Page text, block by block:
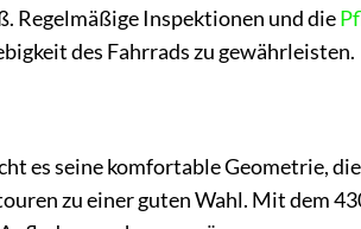
Regelmäßige Inspektionen und die
des Fahrrads zu gewährleisten.
es seine komfortable Geometrie,
zu einer guten Wahl. Mit dem